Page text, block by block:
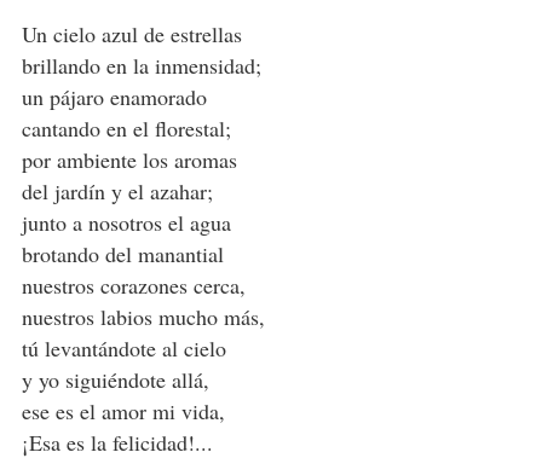
Un cielo azul de estrellas
brillando en la inmensidad;
un pájaro enamorado
cantando en el florestal;
por ambiente los aromas
del jardín y el azahar;
junto a nosotros el agua
brotando del manantial
nuestros corazones cerca,
nuestros labios mucho más,
tú levantándote al cielo
y yo siguiéndote allá,
ese es el amor mi vida,
¡Esa es la felicidad!...